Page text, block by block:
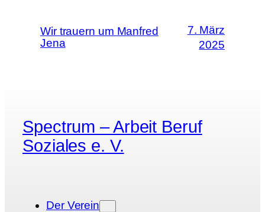
Wir trauern um Manfred
Jena
7. März
2025
Spectrum – Arbeit Beruf
Soziales e. V.
Der Verein